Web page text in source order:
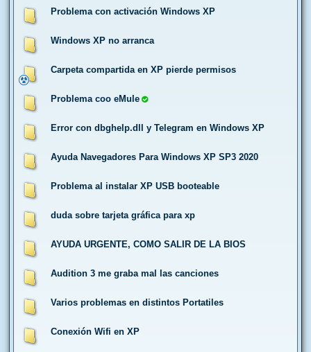
Problema con activación Windows XP
Windows XP no arranca
Carpeta compartida en XP pierde permisos
Problema coo eMule
Error con dbghelp.dll y Telegram en Windows XP
Ayuda Navegadores Para Windows XP SP3 2020
Problema al instalar XP USB booteable
duda sobre tarjeta gráfica para xp
AYUDA URGENTE, COMO SALIR DE LA BIOS
Audition 3 me graba mal las canciones
Varios problemas en distintos Portatiles
Conexión Wifi en XP